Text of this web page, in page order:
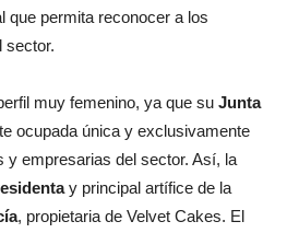
que permita reconocer a los
sector.
muy femenino, ya que su Junta
ocupada única y exclusivamente
y empresarias del sector. Así, la
y principal artífice de la
, propietaria de Velvet Cakes. El